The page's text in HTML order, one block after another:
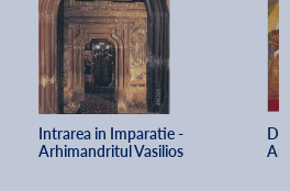
Intrarea in Imparatie -
Arhimandritul Vasilios